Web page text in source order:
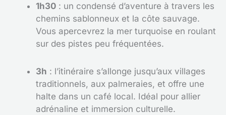
1h30 : un condensé d’aventure à travers les
chemins sablonneux et la côte sauvage.
Vous apercevrez la mer turquoise en roulant
sur des pistes peu fréquentées.
3h : l’itinéraire s’allonge jusqu’aux villages
traditionnels, aux palmeraies, et offre une
halte dans un café local. Idéal pour allier
adrénaline et immersion culturelle.